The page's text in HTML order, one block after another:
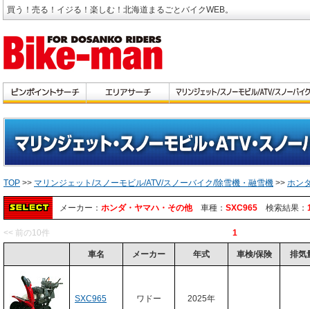
買う！売る！イジる！楽しむ！北海道まるごとバイクWEB。
TOP >> マリンジェット/スノーモビル/ATV/スノーバイク/除雪機・融雪機 >> ホン
メーカー： ホンダ・ヤマハ・その他車種： SXC965 検索結果：
<< 前の10件 1
車名 メーカー 年式 車検/保険 排気
SXC965 ワドー 2025年